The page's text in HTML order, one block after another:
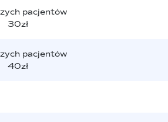
pacjentów
30zł
pacjentów
40zł